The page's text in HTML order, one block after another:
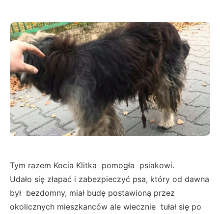
Tym razem Kocia Klitka pomogła psiakowi.
Udało się złapać i zabezpieczyć psa, który od dawna
był bezdomny, miał budę postawioną przez
okolicznych mieszkanców ale wiecznie tułał się po